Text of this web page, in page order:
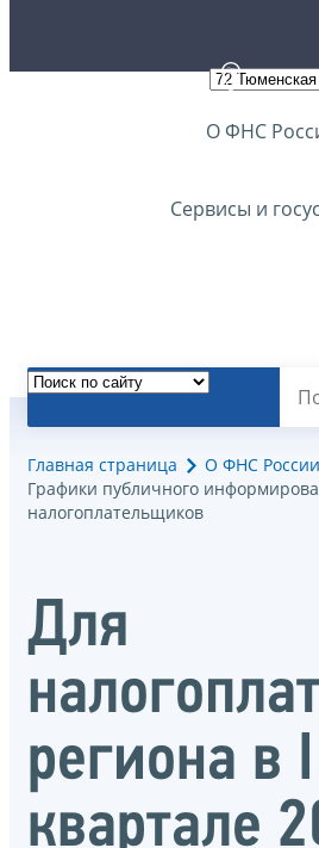
О ФНС
Сервисы и
Главная страница
О ФНС России
Графики публичного
налогоплательщиков
Для
региона в I
квартале